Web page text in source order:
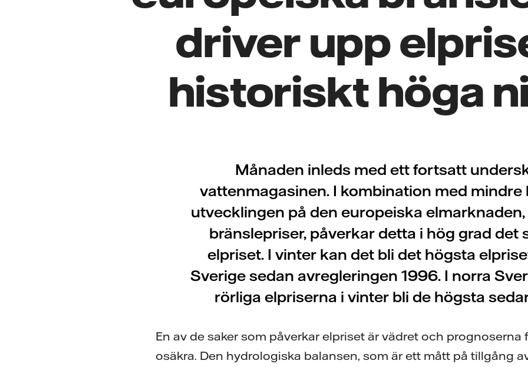
driver upp
historiskt höga
Månaden inleds med ett fortsatt
vattenmagasinen. I kombination med mindre
utvecklingen på den europeiska
bränslepriser, påverkar detta i hög grad det
elpriset. I vinter kan det bli det högsta
Sverige sedan avregleringen 1996. I norra
rörliga elpriserna i vinter bli de högsta
En av de saker som påverkar elpriset är vädret och prognoserna
osäkra. Den hydrologiska balansen, som är ett mått på tillgång